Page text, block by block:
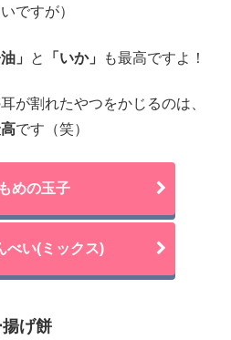
ですが）
」 と 「いか」 も最高ですよ！
が割れたやつをかじるのは、
です（笑）
めの玉子
べい(ミックス)
揚げ餅